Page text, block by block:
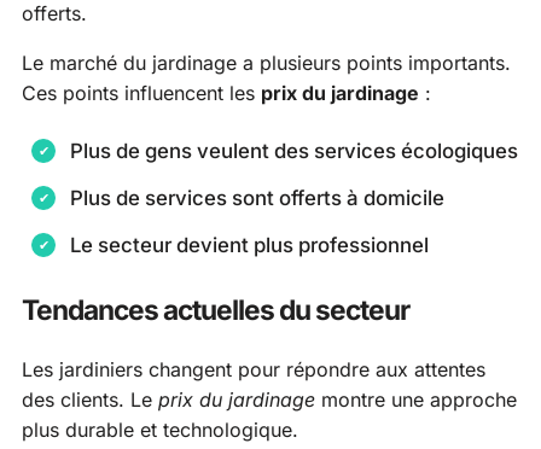
offerts.
Le marché du jardinage a plusieurs points importants.
Ces points influencent les prix du jardinage :
Plus de gens veulent des services écologiques
Plus de services sont offerts à domicile
Le secteur devient plus professionnel
Tendances actuelles du secteur
Les jardiniers changent pour répondre aux attentes
des clients. Le prix du jardinage montre une approche
plus durable et technologique.